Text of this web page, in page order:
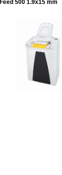
Feed 500 1.9x15 mm